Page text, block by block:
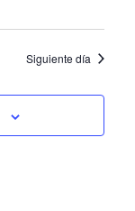
Siguiente día